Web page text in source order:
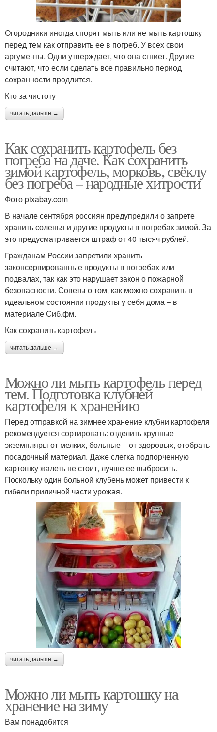
Огородники иногда спорят мыть или не мыть картошку
перед тем как отправить ее в погреб. У всех свои
аргументы. Одни утверждает, что она сгниет. Другие
считают, что если сделать все правильно период
сохранности продлится.
Кто за чистоту
читать дальше →
Как сохранить картофель без
погреба на даче. Как сохранить
зимой картофель, морковь, свёклу
без погреба – народные хитрости
Фото pixabay.com
В начале сентября россиян предупредили о запрете
хранить соленья и другие продукты в погребах зимой. За
это предусматривается штраф от 40 тысяч рублей.
Гражданам России запретили хранить
законсервированные продукты в погребах или
подвалах, так как это нарушает закон о пожарной
безопасности. Советы о том, как можно сохранить в
идеальном состоянии продукты у себя дома – в
материале Сиб.фм.
Как сохранить картофель
читать дальше →
Можно ли мыть картофель перед
тем. Подготовка клубней
картофеля к хранению
Перед отправкой на зимнее хранение клубни картофеля
рекомендуется сортировать: отделить крупные
экземпляры от мелких, больные – от здоровых, отобрать
посадочный материал. Даже слегка подпорченную
картошку жалеть не стоит, лучше ее выбросить.
Поскольку один больной клубень может привести к
гибели приличной части урожая.
читать дальше →
Можно ли мыть картошку на
хранение на зиму
Вам понадобится